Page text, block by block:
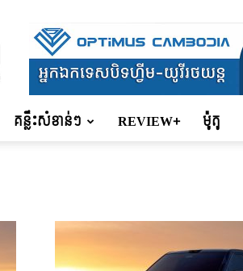
គន្លឹះសំខាន់ៗ REVIEW+ ម៉ូតូ